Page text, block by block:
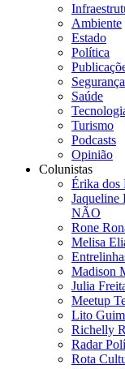
Ambiente
Estado
Política
Segurança
Saúde
Turismo
Podcasts
Opinião
Colunistas
Érika dos
Jaqueline
NÃO
Rone
Melisa
Madison
Julia
Meetup
Lito
Richelly
Radar
Rota